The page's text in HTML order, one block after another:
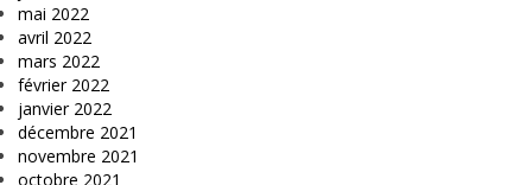
mai 2022
avril 2022
mars 2022
février 2022
janvier 2022
décembre 2021
novembre 2021
octobre 2021